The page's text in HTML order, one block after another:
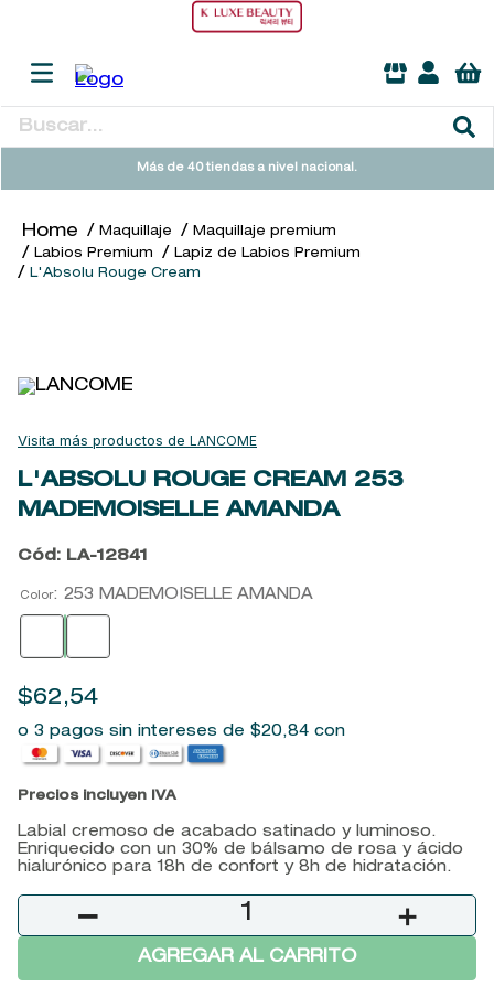
Buscar...
Más de 40 tiendas a nivel nacional.
Maquillaje
Maquillaje premium
Labios Premium
Lapiz de Labios Premium
L'Absolu Rouge Cream
LANCOME
L'ABSOLU ROUGE CREAM 253
MADEMOISELLE AMANDA
Cód : LA-12841
Color: 253 MADEMOISELLE AMANDA
$62 ,54
o 3 pagos sin intereses de $20,84 con
Precios incluyen IVA
Labial cremoso de acabado satinado y luminoso.
Enriquecido con un 30% de bálsamo de rosa y ácido
hialurónico para 18h de confort y 8h de hidratación.
＋
－
AGREGAR AL CARRITO
TÉRMINOS MÁS BUSCADOS
2.
sol ipanema
.
cleanance
6.
ysl
7.
kool beauty serum
8
retrinal
9.
baylis
10. john frieda